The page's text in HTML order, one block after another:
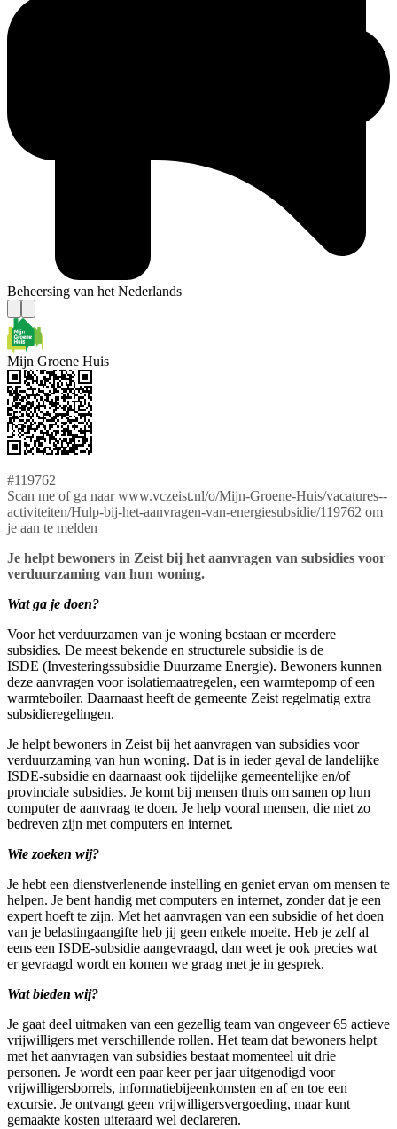
Beheersing van het Nederlands
Mijn Groene Huis
#119762
Scan me of ga naar www.vczeist.nl/o/Mijn-Groene-Huis/vacatures--
activiteiten/Hulp-bij-het-aanvragen-van-energiesubsidie/119762 om
je aan te melden
Je helpt bewoners in Zeist bij het aanvragen van subsidies voor
verduurzaming van hun woning.
Wat ga je doen?
Voor het verduurzamen van je woning bestaan er meerdere
subsidies. De meest bekende en structurele subsidie is de
ISDE (Investeringssubsidie Duurzame Energie). Bewoners kunnen
deze aanvragen voor isolatiemaatregelen, een warmtepomp of een
warmteboiler. Daarnaast heeft de gemeente Zeist regelmatig extra
subsidieregelingen.
Je helpt bewoners in Zeist bij het aanvragen van subsidies voor
verduurzaming van hun woning. Dat is in ieder geval de landelijke
ISDE-subsidie en daarnaast ook tijdelijke gemeentelijke en/of
provinciale subsidies. Je komt bij mensen thuis om samen op hun
computer de aanvraag te doen. Je help vooral mensen, die niet zo
bedreven zijn met computers en internet.
Wie zoeken wij?
Je hebt een dienstverlenende instelling en geniet ervan om mensen te
helpen. Je bent handig met computers en internet, zonder dat je een
expert hoeft te zijn. Met het aanvragen van een subsidie of het doen
van je belastingaangifte heb jij geen enkele moeite. Heb je zelf al
eens een ISDE-subsidie aangevraagd, dan weet je ook precies wat
er gevraagd wordt en komen we graag met je in gesprek.
Wat bieden wij?
Je gaat deel uitmaken van een gezellig team van ongeveer 65 actieve
vrijwilligers met verschillende rollen. Het team dat bewoners helpt
met het aanvragen van subsidies bestaat momenteel uit drie
personen. Je wordt een paar keer per jaar uitgenodigd voor
vrijwilligersborrels, informatiebijeenkomsten en af en toe een
excursie. Je ontvangt geen vrijwilligersvergoeding, maar kunt
gemaakte kosten uiteraard wel declareren.